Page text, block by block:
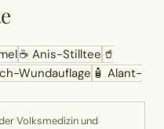
☕ Anis-Stilltee 🥤
Wundauflage 🧴 Alant-
Volksmedizin und